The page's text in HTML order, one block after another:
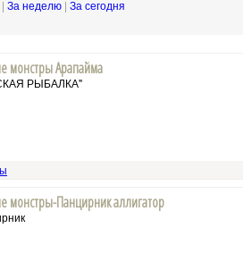
| За неделю | За сегодня
монстры Арапайма
РЫБАЛКА"
монстры-Панцирник аллигатор